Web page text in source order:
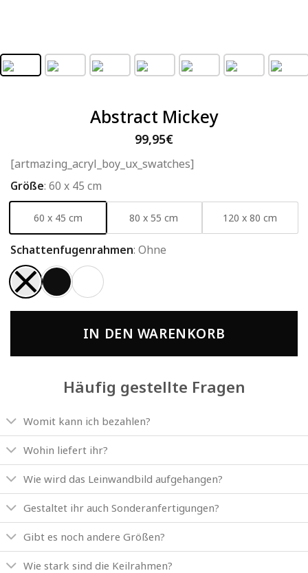
Abstract Mickey
99,95€
[artmazing_acryl_boy_ux_swatches]
Größe: 60 x 45 cm
60 x 45 cm 80 x 55 cm 120 x 80 cm
Schattenfugenrahmen: Ohne
IN DEN WARENKORB
Häufig gestellte Fragen
Womit kann ich bezahlen?
Wohin liefert ihr?
Wie wird das Leinwandbild aufgehangen?
Gestaltet ihr auch Sonderanfertigungen?
Gibt es noch andere Größen?
Wie stark sind die Keilrahmen?